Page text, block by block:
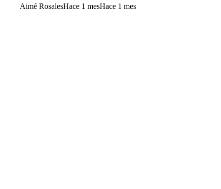
Aimé RosalesHace 1 mesHace 1 mes